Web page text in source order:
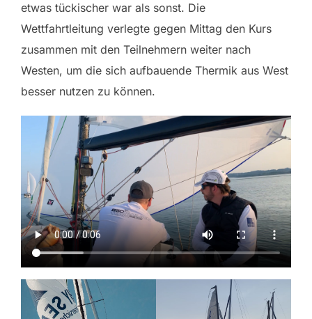
etwas tückischer war als sonst. Die
Wettfahrtleitung verlegte gegen Mittag den Kurs
zusammen mit den Teilnehmern weiter nach
Westen, um die sich aufbauende Thermik aus West
besser nutzen zu können.